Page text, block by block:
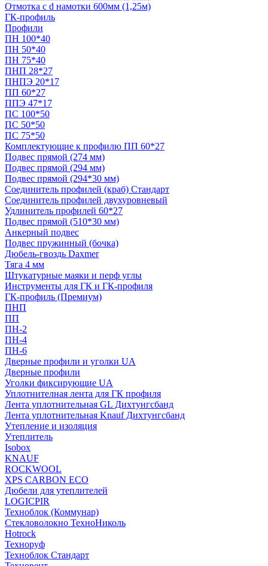
Отмотка с d намотки 600мм (1,25м)
ГК-профиль
Профили
ПН 100*40
ПН 50*40
ПН 75*40
ПНП 28*27
ПНПЭ 20*17
ПП 60*27
ППЭ 47*17
ПС 100*50
ПС 50*50
ПС 75*50
Комплектующие к профилю ПП 60*27
Подвес прямой (274 мм)
Подвес прямой (294 мм)
Подвес прямой (294*30 мм)
Соединитель профилей (краб) Стандарт
Соединитель профилей двухуровневый
Удлинитель профилей 60*27
Подвес прямой (510*30 мм)
Анкерный подвес
Подвес пружинный (бочка)
Дюбель-гвоздь Daxmer
Тяга 4 мм
Штукатурные маяки и перф углы
Инструменты для ГК и ГК-профиля
ГК-профиль (Премиум)
ПНП
ПП
ПН-2
ПН-4
ПН-6
Дверные профили и уголки UA
Дверные профили
Уголки фиксирующие UA
Уплотнителная лента для ГК профиля
Лента уплотнительная GL Дихтунгсбанд
Лента уплотнительная Knauf Дихтунгсбанд
Утепление и изоляция
Утеплитель
Isobox
KNAUF
ROCKWOOL
XPS CARBON ECO
Дюбели для утеплителей
LOGICPIR
Техноблок (Коммунар)
Стекловолокно ТехноНиколь
Hotrock
Технoруф
Техноблок Стандарт